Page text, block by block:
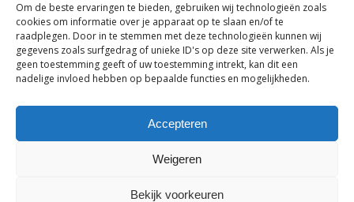
Om de beste ervaringen te bieden, gebruiken wij technologieën zoals
cookies om informatie over je apparaat op te slaan en/of te
raadplegen. Door in te stemmen met deze technologieën kunnen wij
gegevens zoals surfgedrag of unieke ID's op deze site verwerken. Als je
geen toestemming geeft of uw toestemming intrekt, kan dit een
nadelige invloed hebben op bepaalde functies en mogelijkheden.
Accepteren
Weigeren
Bekijk voorkeuren
Subtotaal: €0,00
E-mail: info@erikschuffel.nl
KVK:82803730, BTW: NL862609720B01
Handelsnamen: Slaapbankspecialist &
Hotelbedspecialist